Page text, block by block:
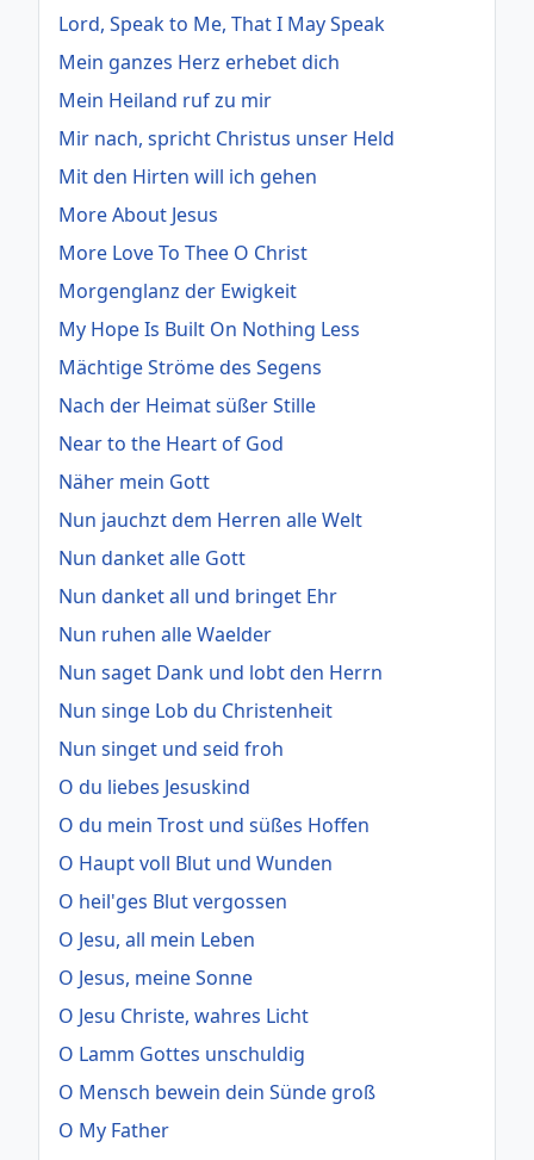
Lord, Speak to Me, That I May Speak
Mein ganzes Herz erhebet dich
Mein Heiland ruf zu mir
Mir nach, spricht Christus unser Held
Mit den Hirten will ich gehen
More About Jesus
More Love To Thee O Christ
Morgenglanz der Ewigkeit
My Hope Is Built On Nothing Less
Mächtige Ströme des Segens
Nach der Heimat süßer Stille
Near to the Heart of God
Näher mein Gott
Nun jauchzt dem Herren alle Welt
Nun danket alle Gott
Nun danket all und bringet Ehr
Nun ruhen alle Waelder
Nun saget Dank und lobt den Herrn
Nun singe Lob du Christenheit
Nun singet und seid froh
O du liebes Jesuskind
O du mein Trost und süßes Hoffen
O Haupt voll Blut und Wunden
O heil'ges Blut vergossen
O Jesu, all mein Leben
O Jesus, meine Sonne
O Jesu Christe, wahres Licht
O Lamm Gottes unschuldig
O Mensch bewein dein Sünde groß
O My Father